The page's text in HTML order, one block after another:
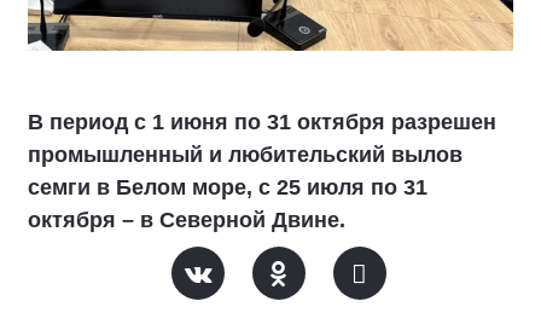
В период с 1 июня по 31 октября разрешен
промышленный и любительский вылов
семги в Белом море, с 25 июля по 31
октября – в Северной Двине.